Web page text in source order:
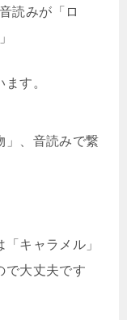
読みが「ロ
す。
」、音読みで繋
キャラメル」
で大丈夫です